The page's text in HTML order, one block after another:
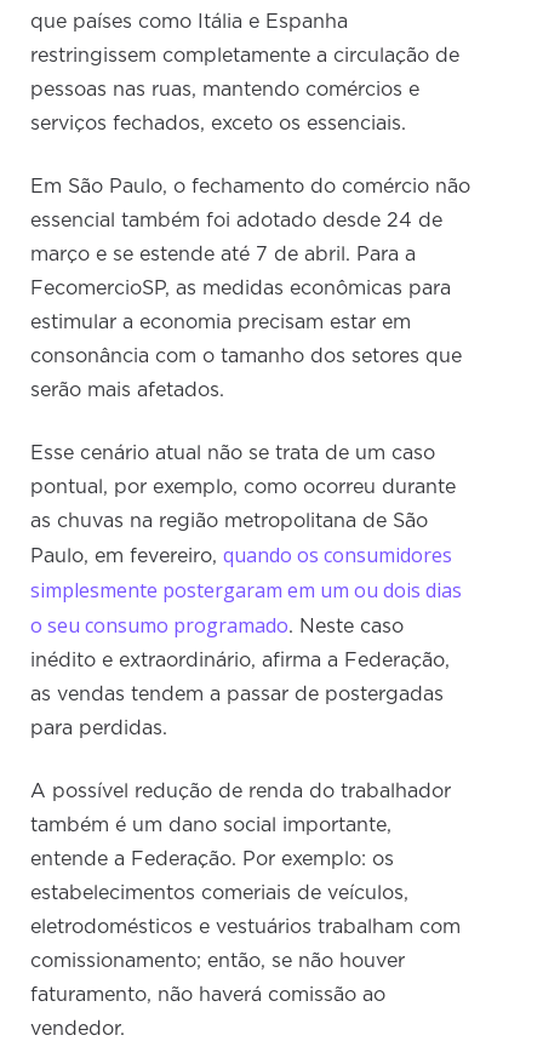
que países como Itália e Espanha
restringissem completamente a circulação de
pessoas nas ruas, mantendo comércios e
serviços fechados, exceto os essenciais.
Em São Paulo, o fechamento do comércio não
essencial também foi adotado desde 24 de
março e se estende até 7 de abril. Para a
FecomercioSP, as medidas econômicas para
estimular a economia precisam estar em
consonância com o tamanho dos setores que
serão mais afetados.
Esse cenário atual não se trata de um caso
pontual, por exemplo, como ocorreu durante
as chuvas na região metropolitana de São
Paulo, em fevereiro,quando os consumidores
simplesmente postergaram em um ou dois dias
o seu consumo programado. Neste caso
inédito e extraordinário, afirma a Federação,
as vendas tendem a passar de postergadas
para perdidas.
A possível redução de renda do trabalhador
também é um dano social importante,
entende a Federação. Por exemplo: os
estabelecimentos comeriais de veículos,
eletrodomésticos e vestuários trabalham com
comissionamento; então, se não houver
faturamento, não haverá comissão ao
vendedor.